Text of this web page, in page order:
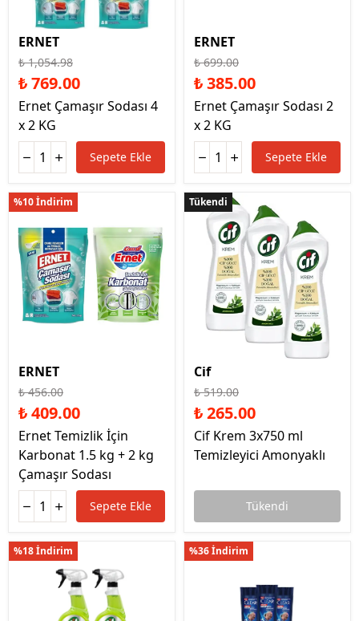
ERNET
₺ 1,054.98
₺ 769.00
Ernet Çamaşır Sodası 4
x 2 KG
Sepete Ekle
ERNET
₺ 699.00
₺ 385.00
Ernet Çamaşır Sodası 2
x 2 KG
Sepete Ekle
%10 İndirim
ERNET
₺ 456.00
₺ 409.00
Ernet Temizlik İçin
Karbonat 1.5 kg + 2 kg
Çamaşır Sodası
Sepete Ekle
Tükendi
Tükendi
Cif
₺ 519.00
₺ 265.00
Cif Krem 3x750 ml
Temizleyici Amonyaklı
Tükendi
%18 İndirim %36 İndirim